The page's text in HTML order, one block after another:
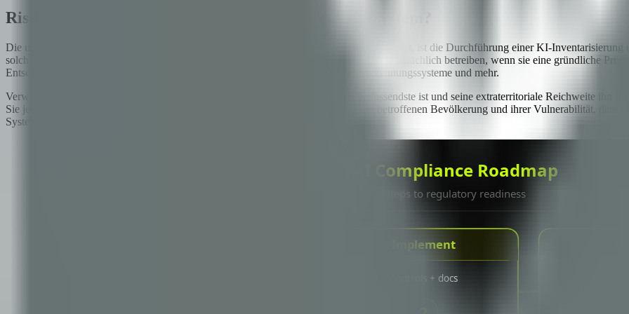
Risikoeinstufung: In welche Kategorie fällt Ihr KI-System?
Die unmittelbarste praktische Aufgabe für jede Organisation, die KI entwickelt oder einsetzt, ist die Durchführung einer KI-Inventarisierung
solche mit relativ bescheidenen KI-Einsätzen, sind überrascht, wie viele KI-Systeme sie tatsächlich betreiben, wenn sie eine gründliche
Entscheidungsfindung in Arbeitsabläufen, KI-gestützte Einstellungstools, Betrugserkennungssysteme und mehr.
Verwenden Sie den Framework des EU AI Act als Ausgangspunkt (weil er der umfassendste ist und seine extraterritoriale Reichweite ihn
Sie jedes System nach: der Art der Entscheidungen, die es unterstützt oder trifft, der betroffenen Bevölkerung und ihrer Vulnerabilität, dem
Systemergebnisse.